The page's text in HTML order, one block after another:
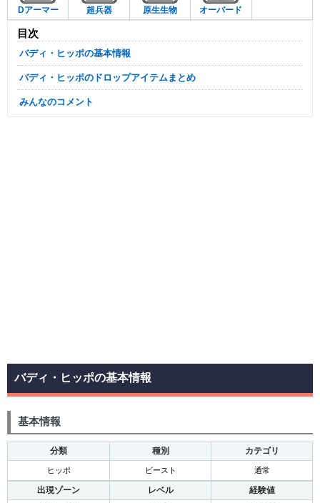
Dアーマー 超兵器 原生生物 オーバード
目次
バディ・ヒッポの基本情報
バディ・ヒッポのドロップアイテムまとめ
みんなのコメント
バディ・ヒッポの基本情報
基本情報
分類 種別 カテゴリ
ヒッポ ビースト 通常
出現ゾーン レベル 経験値